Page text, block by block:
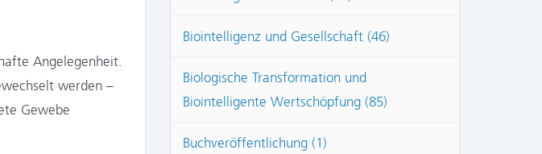
Angelegenheit.
werden –
Gewebe
Biointelligenz und Gesellschaft (46)
Biologische Transformation und
Biointelligente Wertschöpfung (85)
Buchveröffentlichung (1)